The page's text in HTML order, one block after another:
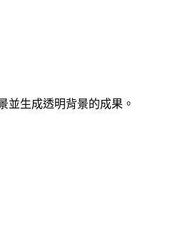
並生成透明背景的成果。